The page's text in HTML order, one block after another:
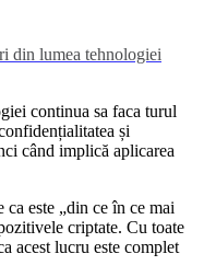
din lumea tehnologiei
continua sa faca turul
și
când implică aplicarea
este „din ce în ce mai
criptate. Cu toate
acest lucru este complet